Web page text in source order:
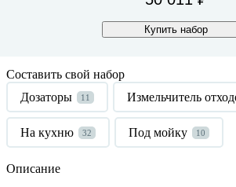
Купить набор
Составить свой набор
Дозаторы
11 Измельчитель
На кухню 32 Под мойку 10
Описание